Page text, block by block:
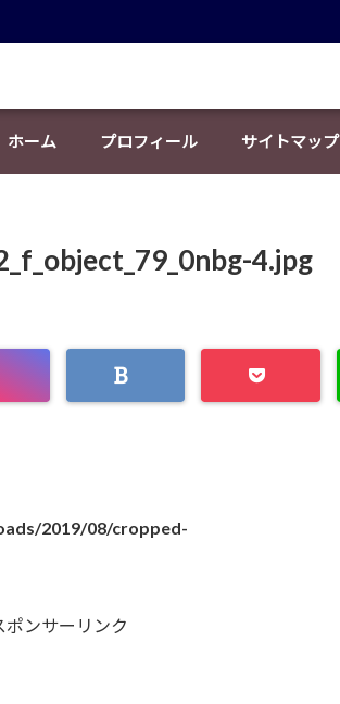
ホーム プロフィール サイトマップ
4.jpg
2019/08/cropped-
ポンサーリンク